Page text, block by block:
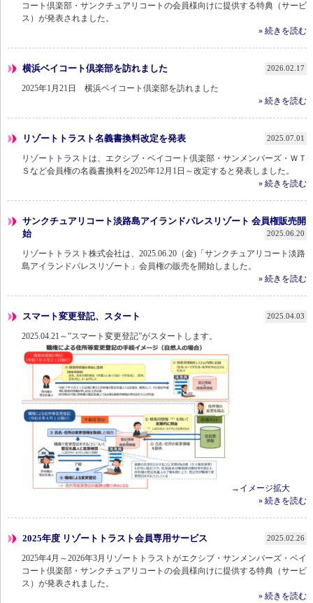
コート倶楽部・サンクチュアリコートの会員様向けに提供する特典（サービ
ス）が発表されました。
» 続きを読む
横浜ベイコート倶楽部を訪れました 2026.02.17
2025年1月21日 横浜ベイコート倶楽部を訪れました
» 続きを読む
リゾートトラスト名義書換料改定を発表 2025.07.01
リゾートトラストは、エクシブ・ベイコート倶楽部・サンメンバーズ・ＷＴ
Ｓなど会員権の名義書換料を2025年12月1日～改定すると発表しました。
» 続きを読む
サンクチュアリコート淡路島アイランドパレスリゾート 会員権販売開
始
2025.06.20
リゾートトラスト株式会社は、2025.06.20（金)「サンクチュアリコート淡路
島アイランドパレスリゾート」会員権の販売を開始しました。
» 続きを読む
スマート変更登記、スタート 2025.04.03
2025.04.21～”スマート変更登記”がスタートします。
→ イメージ拡大
» 続きを読む
2025年度 リゾートトラスト会員専用サービス 2025.02.26
2025年4月～2026年3月リゾートトラストがエクシブ・サンメンバーズ・ベイ
コート倶楽部・サンクチュアリコートの会員様向けに提供する特典（サービ
ス）が発表されました。
» 続きを読む